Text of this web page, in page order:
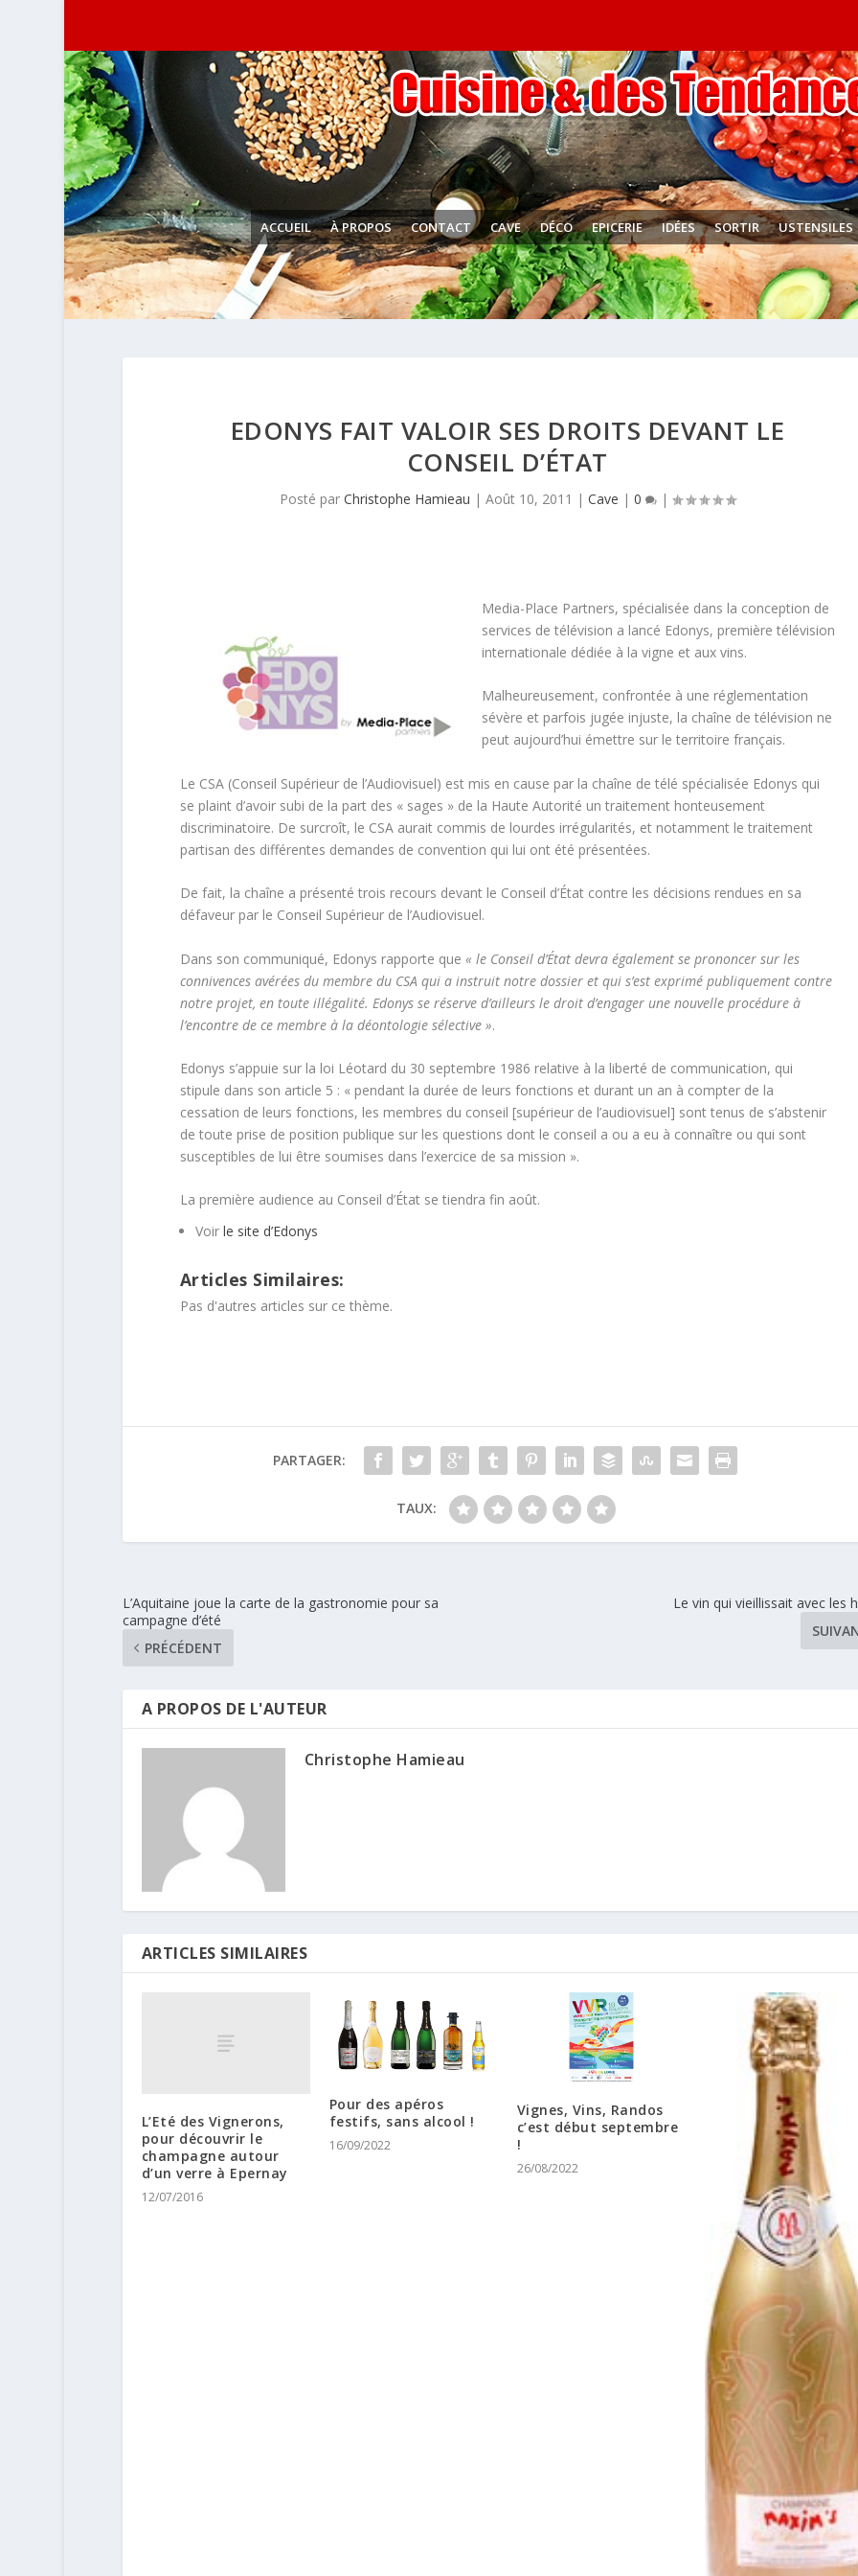
ACCUEIL À PROPOS CONTACT CAVE DÉCO EPICERIE IDÉES SORTIR USTENSILES
EDONYS FAIT VALOIR SES DROITS DEVANT LE
CONSEIL D’ÉTAT
Posté par Christophe Hamieau | Août 10, 2011 | Cave | 0 |
Media-Place Partners, spécialisée dans la conception de
services de télévision a lancé Edonys, première télévision
internationale dédiée à la vigne et aux vins.
Malheureusement, confrontée à une réglementation
sévère et parfois jugée injuste, la chaîne de télévision ne
peut aujourd’hui émettre sur le territoire français.
Le CSA (Conseil Supérieur de l’Audiovisuel) est mis en cause par la chaîne de télé spécialisée Edonys qui
se plaint d’avoir subi de la part des « sages » de la Haute Autorité un traitement honteusement
discriminatoire. De surcroît, le CSA aurait commis de lourdes irrégularités, et notamment le traitement
partisan des différentes demandes de convention qui lui ont été présentées.
De fait, la chaîne a présenté trois recours devant le Conseil d’État contre les décisions rendues en sa
défaveur par le Conseil Supérieur de l’Audiovisuel.
Dans son communiqué, Edonys rapporte que « le Conseil d’État devra également se prononcer sur les
connivences avérées du membre du CSA qui a instruit notre dossier et qui s’est exprimé publiquement contre
notre projet, en toute illégalité. Edonys se réserve d’ailleurs le droit d’engager une nouvelle procédure à
l’encontre de ce membre à la déontologie sélective ».
Edonys s’appuie sur la loi Léotard du 30 septembre 1986 relative à la liberté de communication, qui
stipule dans son article 5 : « pendant la durée de leurs fonctions et durant un an à compter de la
cessation de leurs fonctions, les membres du conseil [supérieur de l’audiovisuel] sont tenus de s’abstenir
de toute prise de position publique sur les questions dont le conseil a ou a eu à connaître ou qui sont
susceptibles de lui être soumises dans l’exercice de sa mission ».
La première audience au Conseil d’État se tiendra fin août.
Voir le site d’Edonys
Articles Similaires:
Pas d'autres articles sur ce thème.
PARTAGER:
TAUX:
L’Aquitaine joue la carte de la gastronomie pour sa
campagne d’été
PRÉCÉDENT
Le vin qui vieillissait avec les
A PROPOS DE L'AUTEUR
Christophe Hamieau
ARTICLES SIMILAIRES
L’Eté des Vignerons,
pour découvrir le
champagne autour
d’un verre à Epernay
12/07/2016
Pour des apéros
festifs, sans alcool !
16/09/2022
Vignes, Vins, Randos
c’est début septembre
!
26/08/2022